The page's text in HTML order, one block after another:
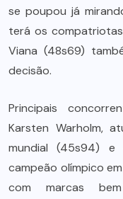
se poupou já
terá os
Viana (48s69)
decisão.
Principais
Karsten Warholm,
mundial (45s94) e
campeão olímpico
com marcas